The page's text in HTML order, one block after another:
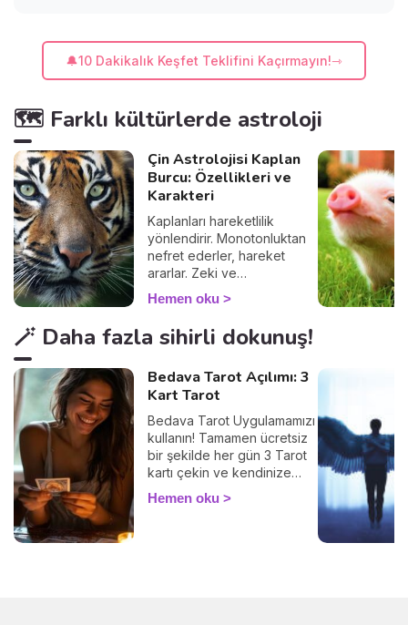
🔔10 Dakikalık Keşfet Teklifini Kaçırmayın!
🗺️ Farklı kültürlerde astroloji
Çin Astrolojisi Kaplan
Burcu: Özellikleri ve
Karakteri
Kaplanları hareketlilik
yönlendirir. Monotonluktan
nefret ederler, hareket
ararlar. Zeki ve
karizmatiktirler.
Hemen oku
🪄 Daha fazla sihirli dokunuş!
Bedava Tarot Açılımı: 3
Kart Tarot
Bedava Tarot Uygulamamızı
kullanın! Tamamen ücretsiz
bir şekilde her gün 3 Tarot
kartı çekin ve kendinize
ayıracağınız birkaç
dakikayla içsel
Hemen oku